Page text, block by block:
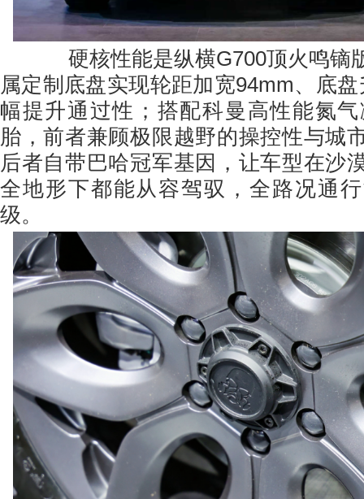
硬核性能是纵横G700顶火鸣镝
属定制底盘实现轮距加宽94mm、底
幅提升通过性；搭配科曼高性能氮
胎，前者兼顾极限越野的操控性与城
后者自带巴哈冠军基因，让车型在沙
全地形下都能从容驾驭，全路况通
级。